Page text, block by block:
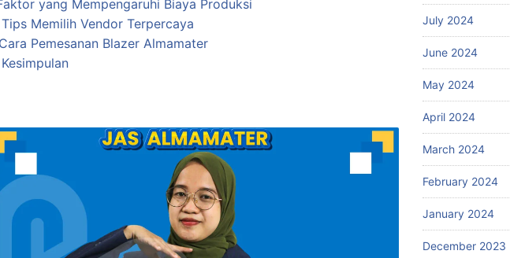
yang Mempengaruhi Biaya Produksi
Tips Memilih Vendor Terpercaya
Cara Pemesanan Blazer Almamater
July 2024
June 2024
May 2024
April 2024
March 2024
February 2024
January 2024
December 2023